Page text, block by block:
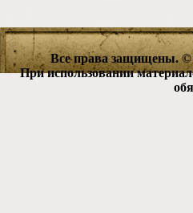
Все права защищены. ©
При использовании